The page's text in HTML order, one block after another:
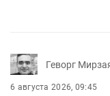
Геворг
6 августа 2026, 09:45